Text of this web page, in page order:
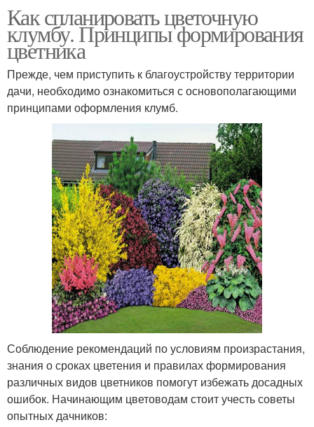
Как спланировать цветочную
клумбу. Принципы формирования
цветника
Прежде, чем приступить к благоустройству территории
дачи, необходимо ознакомиться с основополагающими
принципами оформления клумб.
Соблюдение рекомендаций по условиям произрастания,
знания о сроках цветения и правилах формирования
различных видов цветников помогут избежать досадных
ошибок. Начинающим цветоводам стоит учесть советы
опытных дачников: